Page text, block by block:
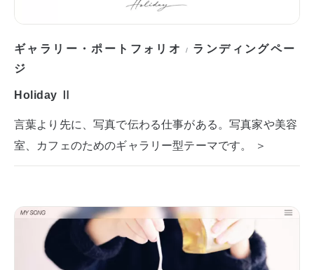
ギャラリー・ポートフォリオ / ランディングペー
ジ
Holiday Ⅱ
言葉より先に、写真で伝わる仕事がある。写真家や美容
室、カフェのためのギャラリー型テーマです。 ＞